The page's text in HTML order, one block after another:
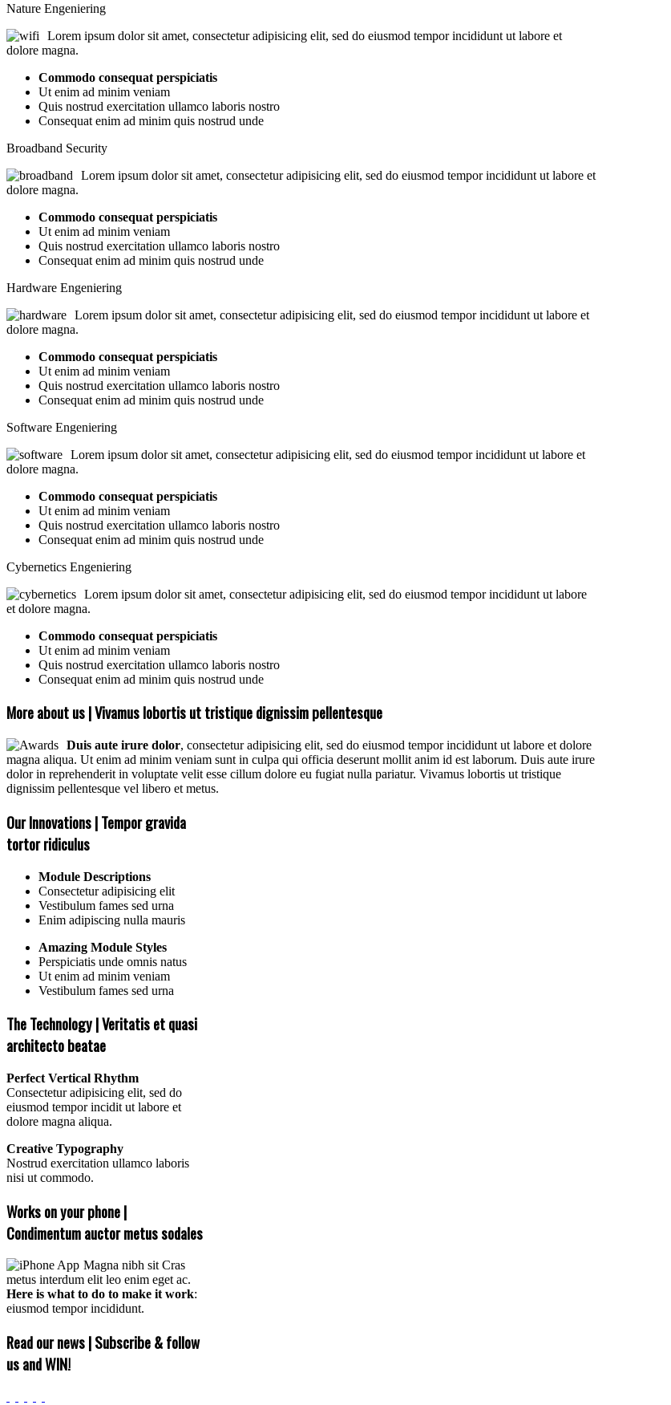
Nature Engeniering
Lorem ipsum dolor sit amet, consectetur adipisicing elit, sed do eiusmod tempor incididunt ut labore et
dolore magna.
Commodo consequat perspiciatis
Ut enim ad minim veniam
Quis nostrud exercitation ullamco laboris nostro
Consequat enim ad minim quis nostrud unde
Broadband Security
Lorem ipsum dolor sit amet, consectetur adipisicing elit, sed do eiusmod tempor incididunt ut labore et
dolore magna.
Commodo consequat perspiciatis
Ut enim ad minim veniam
Quis nostrud exercitation ullamco laboris nostro
Consequat enim ad minim quis nostrud unde
Hardware Engeniering
Lorem ipsum dolor sit amet, consectetur adipisicing elit, sed do eiusmod tempor incididunt ut labore et
dolore magna.
Commodo consequat perspiciatis
Ut enim ad minim veniam
Quis nostrud exercitation ullamco laboris nostro
Consequat enim ad minim quis nostrud unde
Software Engeniering
Lorem ipsum dolor sit amet, consectetur adipisicing elit, sed do eiusmod tempor incididunt ut labore et
dolore magna.
Commodo consequat perspiciatis
Ut enim ad minim veniam
Quis nostrud exercitation ullamco laboris nostro
Consequat enim ad minim quis nostrud unde
Cybernetics Engeniering
Lorem ipsum dolor sit amet, consectetur adipisicing elit, sed do eiusmod tempor incididunt ut labore
et dolore magna.
Commodo consequat perspiciatis
Ut enim ad minim veniam
Quis nostrud exercitation ullamco laboris nostro
Consequat enim ad minim quis nostrud unde
More about us | Vivamus lobortis ut tristique dignissim pellentesque
Duis aute irure dolor, consectetur adipisicing elit, sed do eiusmod tempor incididunt ut labore et dolore
magna aliqua. Ut enim ad minim veniam sunt in culpa qui officia deserunt mollit anim id est laborum. Duis aute irure
dolor in reprehenderit in voluptate velit esse cillum dolore eu fugiat nulla pariatur. Vivamus lobortis ut tristique
dignissim pellentesque vel libero et metus.
Our Innovations | Tempor gravida
tortor ridiculus
Module Descriptions
Consectetur adipisicing elit
Vestibulum fames sed urna
Enim adipiscing nulla mauris
Amazing Module Styles
Perspiciatis unde omnis natus
Ut enim ad minim veniam
Vestibulum fames sed urna
The Technology | Veritatis et quasi
architecto beatae
Perfect Vertical Rhythm
Consectetur adipisicing elit, sed do
eiusmod tempor incidit ut labore et
dolore magna aliqua.
Creative Typography
Nostrud exercitation ullamco laboris
nisi ut commodo.
Works on your phone |
Condimentum auctor metus sodales
Magna nibh sit Cras
metus interdum elit leo enim eget ac.
Here is what to do to make it work:
eiusmod tempor incididunt.
Read our news | Subscribe & follow
us and WIN!